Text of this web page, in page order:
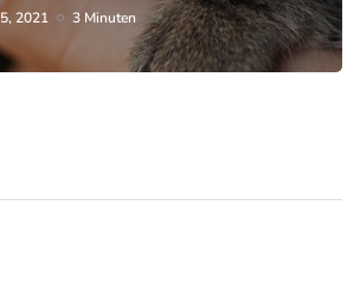
2021 3 Minuten